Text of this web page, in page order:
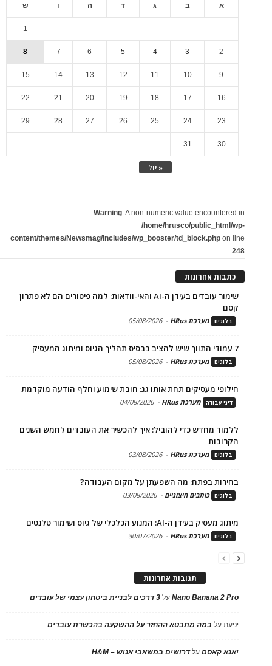
א ב ג ד ה ו ש
« יול
1
2
3
4
5
6
7
8
9
10
11
12
13
14
15
16
17
18
19
20
21
22
23
24
25
26
27
28
29
30
31
Warning: A non-numeric value encountered in
/home/hrusco/public_html/wp-
content/themes/Newsmag/includes/wp_booster/td_block.php on line
248
כתבות אחרונות
שימור עובדים בעידן ה-AI והאי-וודאות: למה פיטורים הם לא פתרון
קסם
בלוגים מערכת HRus -
05/08/2026
7 עמודי התווך שיש להציב בבסיס תהליך הגיוס ומיתוג המעסיק
בלוגים מערכת HRus -
05/08/2026
חילופי מעסיקים תחת אותו גג: חובת שימוע וחלף הודעה מוקדמת
דיני עבודה מערכת HRus -
04/08/2026
ללמוד מחדש כדי להוביל: איך להכשיר את העובדים לחמש השנים
הקרובות
בלוגים מערכת HRus -
03/08/2026
בחירות בפתח: מה השפעתן על מקום העבודה?
בלוגים כותבים חיצוניים -
03/08/2026
מיתוג מעסיק בעידן ה-AI: המנוע הכלכלי של גיוס ושימור טלנטים
בלוגים מערכת HRus -
30/07/2026
תגובות אחרונות
Nano Banana 2 Proעל 3 דרכים לבניית ביטחון עצמי של עובדים
יפעתעל במה מתבטא ההחזר על ההשקעה בהכשרת עובדים
יאנא קאסםעלדרושים במשאבי אנוש – H&M